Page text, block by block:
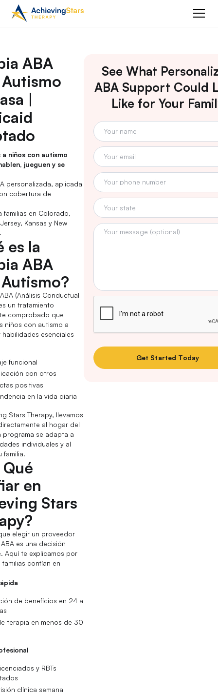
ABA
|
a niños con autismo
jueguen y se
personalizada, aplicada
cobertura de
familias en Colorado,
Kansas y New
es la
ABA
(Análisis Conductual
un tratamiento
comprobado que
niños con autismo a
esenciales
funcional
con otros
positivas
en la vida diaria
Stars Therapy, llevamos
al hogar del
programa se adapta a
individuales y al
familia.
en
Stars
elegir un proveedor
es una decisión
Aquí te explicamos por
confían en
de beneficios en 24 a
terapia en menos de 30
y RBTs
clínica semanal
See What
ABA Support Could
Like for Your